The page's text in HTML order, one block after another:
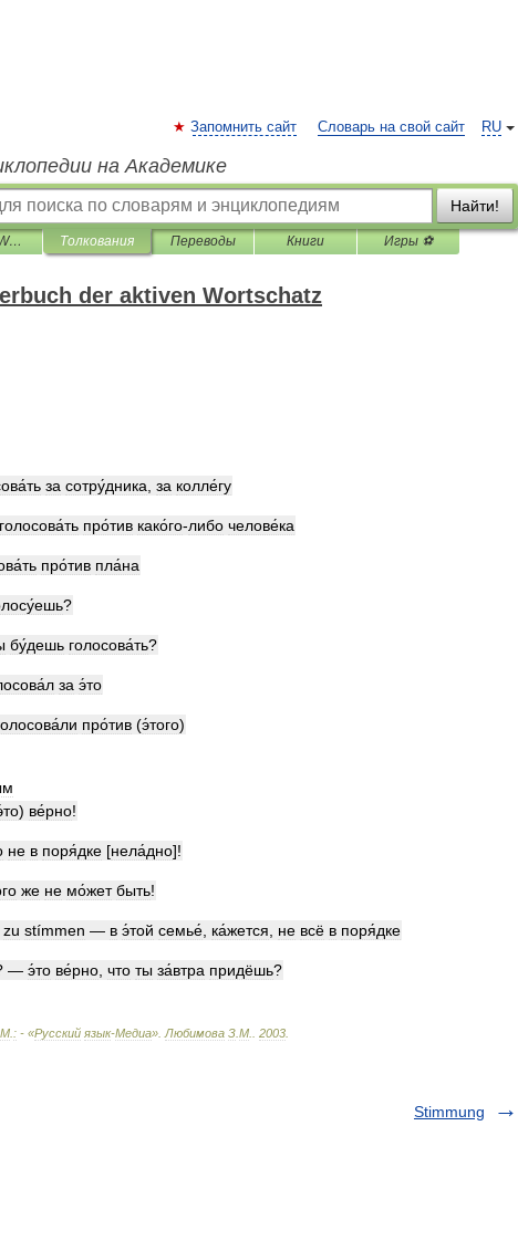
RU
Запомнить сайт Словарь на свой сайт
на Академике
Найти!
Deutsch-Russische Wörterbuch der aktiven Wortschatz Толкования Переводы Книги Игры ⚽
der aktiven Wortschatz
за сотру́дника за колле́гу
голосова́ть про́тив како́го-либо челове́ка
про́тив пла́на
?
бу́дешь голосова́ть?
за э́то
про́тив (э́того)
) ве́рно!
не в поря́дке [нела́дно]!
же не мо́жет быть!
zu stímmen — в э́той семье́ ка́жется не всё в поря́дке
— э́то ве́рно что ты за́втра придёшь?
М : - «Русский язык-Медиа» Любимова З М 2003
Stimmung